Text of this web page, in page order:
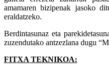
amamaren bizipenak jasoko
eraldatzeko.
Berdintasunaz eta
zuzendutako antzezlana dugu
FITXA TEKNIKOA: